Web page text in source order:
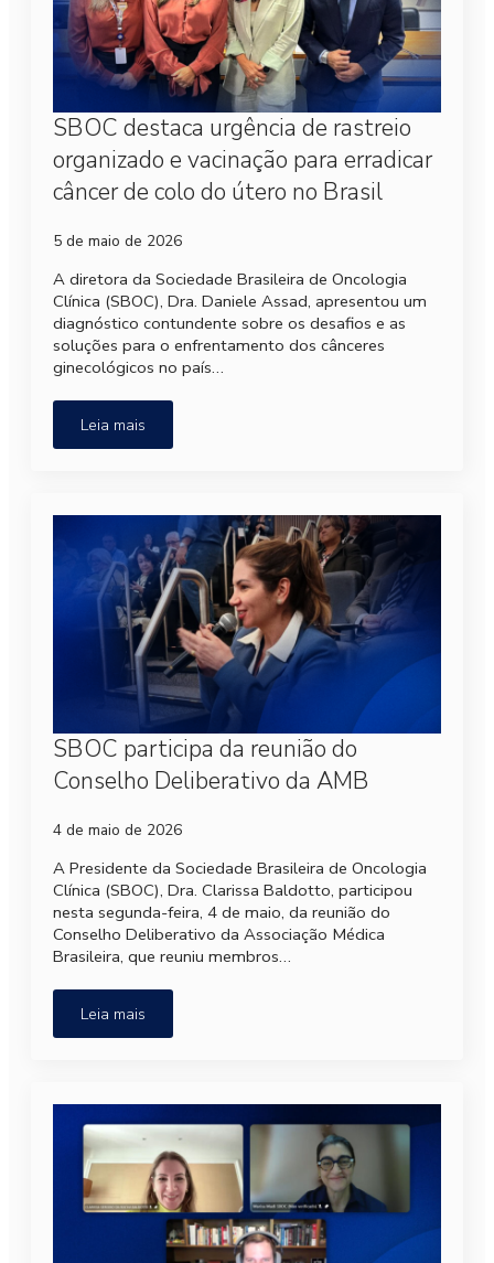
SBOC destaca urgência de rastreio
organizado e vacinação para erradicar
câncer de colo do útero no Brasil
5 de maio de 2026
A diretora da Sociedade Brasileira de Oncologia
Clínica (SBOC), Dra. Daniele Assad, apresentou um
diagnóstico contundente sobre os desafios e as
soluções para o enfrentamento dos cânceres
ginecológicos no país…
Leia mais
SBOC participa da reunião do
Conselho Deliberativo da AMB
4 de maio de 2026
A Presidente da Sociedade Brasileira de Oncologia
Clínica (SBOC), Dra. Clarissa Baldotto, participou
nesta segunda-feira, 4 de maio, da reunião do
Conselho Deliberativo da Associação Médica
Brasileira, que reuniu membros…
Leia mais